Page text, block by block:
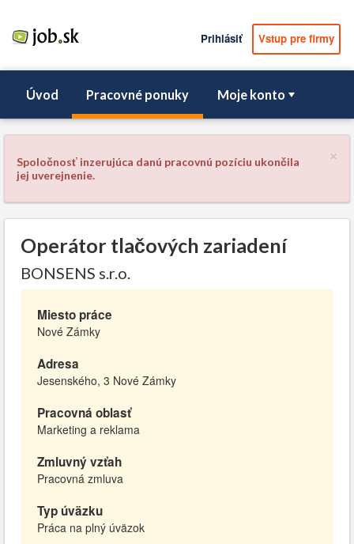
Prihlásiť Vstup pre firmy
Úvod Pracovné ponuky Moje konto
×
Spoločnosť inzerujúca danú pracovnú pozíciu ukončila
jej uverejnenie.
Operátor tlačových zariadení
BONSENS s.r.o.
Miesto práce
Nové Zámky
Adresa
Jesenského, 3 Nové Zámky
Pracovná oblasť
Marketing a reklama
Zmluvný vzťah
Pracovná zmluva
Typ úväzku
Práca na plný úväzok